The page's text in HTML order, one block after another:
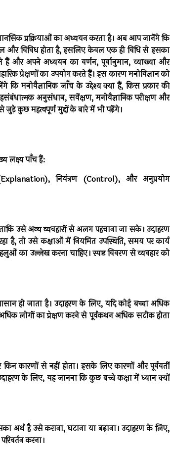
प्रक्रियाओं का अध्ययन करता है। अब आप जानेंगे कि
और विविध होता है, इसलिए केवल एक ही विधि से इसका
हैं और अपने अध्ययन का वर्णन, पूर्वानुमान, व्याख्या और
प्रेक्षणों का उपयोग करते हैं। इस कारण मनोविज्ञान को
मनोवैज्ञानिक जाँच के उद्देश्य क्या हैं, किस प्रकार की
अनुसंधान, सर्वेक्षण, मनोवैज्ञानिक परीक्षण और
कुछ महत्वपूर्ण मुद्दों के बारे में भी पढ़ेंगे।
लक्ष्य पाँच हैं:
नियंत्रण (Control), और अनुप्रयोग
उसे अन्य व्यवहारों से अलग पहचाना जा सके। उदाहरण
है, तो उसे कक्षाओं में नियमित उपस्थिति, समय पर कार्य
का उल्लेख करना चाहिए। स्पष्ट विवरण से व्यवहार को
हो जाता है। उदाहरण के लिए, यदि कोई बच्चा अधिक
लोगों का प्रेक्षण करने से पूर्वकथन अधिक सटीक होता
कारणों से नहीं होता। इसके लिए कारणों और पूर्ववर्ती
के लिए, यह जानना कि कुछ बच्चे कक्षा में ध्यान क्यों
अर्थ है उसे कराना, घटाना या बढ़ाना। उदाहरण के लिए,
करना।